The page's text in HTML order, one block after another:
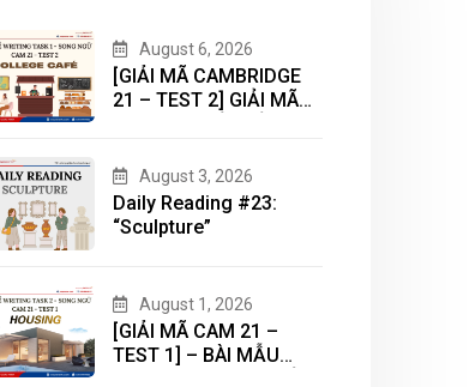
August 6, 2026
[GIẢI MÃ CAMBRIDGE
21 – TEST 2] GIẢI MÃ
MASTER – ENGONOW
ENGLISH
August 3, 2026
Daily Reading #23:
“Sculpture”
August 1, 2026
[GIẢI MÃ CAM 21 –
TEST 1] – BÀI MẪU